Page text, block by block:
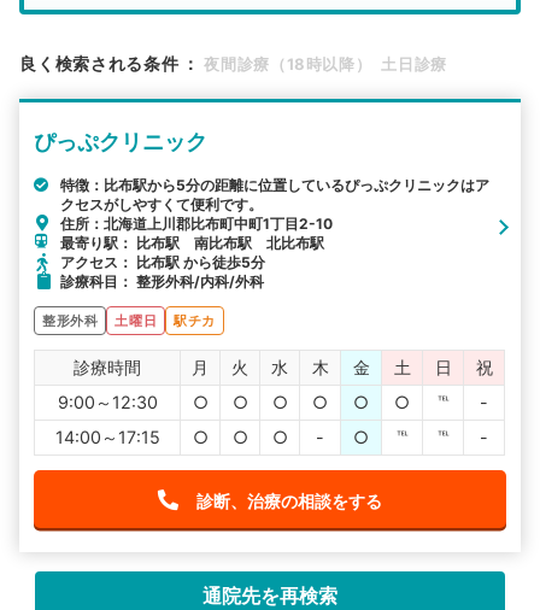
検索する
詳細条件で絞り込む
その他の検索方法
駅から探す
良く検索される条件 ： 夜間診療（18時以降） 土日診療
ぴっぷクリニック
特徴：比布駅から5分の距離に位置しているぴっぷクリニックはア
クセスがしやすくて便利です。
住所：北海道上川郡比布町中町1丁目2-10
最寄り駅： 比布駅 南比布駅 北比布駅
アクセス： 比布駅 から徒歩5分
診療科目： 整形外科/内科/外科
整形外科 土曜日 駅チカ
診療時間 月 火 水 木 金 土 日
祝
9:00～12:30
○ ○ ○ ○ ○ ○ ℡
-
14:00～17:15
○ ○ ○ - ○ ℡ ℡ -
診断、治療の相談をする
通院先を再検索